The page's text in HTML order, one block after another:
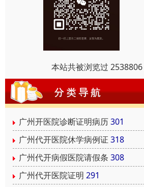
本站共被浏览过 2538806
广州开医院诊断证明病历301
广州代开医院休学病例证 318
广州代开病假医院请假条 308
广州代开医院证明 291